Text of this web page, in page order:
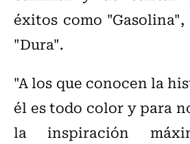
éxitos como
"Dura".
"A los que conocen la
él es todo color y para
la inspiración